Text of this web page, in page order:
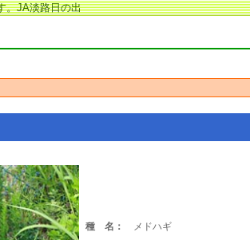
。JA淡路日の出
種 名： メドハギ